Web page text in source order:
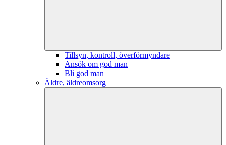
Tillsyn, kontroll, överförmyndare
Ansök om god man
Bli god man
Äldre, äldreomsorg